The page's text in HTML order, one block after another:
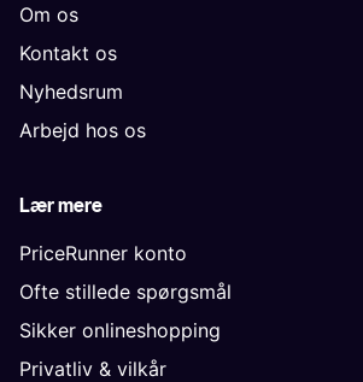
Om os
Kontakt os
Nyhedsrum
Arbejd hos os
Lær mere
PriceRunner konto
Ofte stillede spørgsmål
Sikker onlineshopping
Privatliv & vilkår